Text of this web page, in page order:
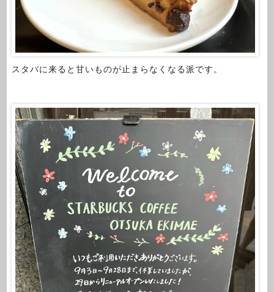
スタバに来ると甘いものが止まらなくなる派です。